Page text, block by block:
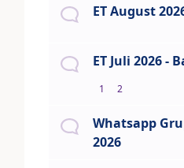
ET August
ET Juli 2026 -
1 2
Whatsapp
2026